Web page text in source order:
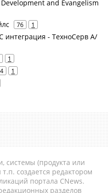
and Evangelism
76 1
интеграция - ТехноСерв А/
1
1
системы (продукта или
создается редактором
портала CNews.
разделов